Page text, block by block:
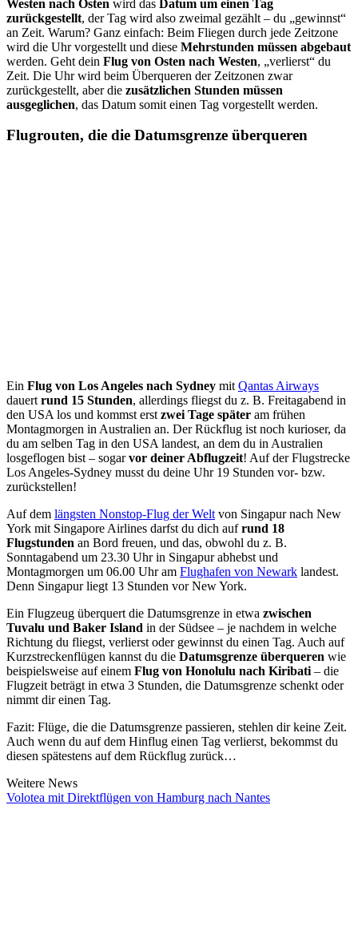
Westen nach Osten wird das Datum um einen Tag
zurückgestellt, der Tag wird also zweimal gezählt – du „gewinnst“
an Zeit. Warum? Ganz einfach: Beim Fliegen durch jede Zeitzone
wird die Uhr vorgestellt und diese Mehrstunden müssen abgebaut
werden. Geht dein Flug von Osten nach Westen, „verlierst“ du
Zeit. Die Uhr wird beim Überqueren der Zeitzonen zwar
zurückgestellt, aber die zusätzlichen Stunden müssen
ausgeglichen, das Datum somit einen Tag vorgestellt werden.
Flugrouten, die die Datumsgrenze überqueren
Ein Flug von Los Angeles nach Sydney mit Qantas Airways
dauert rund 15 Stunden, allerdings fliegst du z. B. Freitagabend in
den USA los und kommst erst zwei Tage später am frühen
Montagmorgen in Australien an. Der Rückflug ist noch kurioser, da
du am selben Tag in den USA landest, an dem du in Australien
losgeflogen bist – sogarvor deiner Abflugzeit! Auf der Flugstrecke
Los Angeles-Sydney musst du deine Uhr 19 Stunden vor- bzw.
zurückstellen!
Auf dem längsten Nonstop-Flug der Welt von Singapur nach New
York mit Singapore Airlines darfst du dich aufrund 18
Flugstunden an Bord freuen, und das, obwohl du z. B.
Sonntagabend um 23.30 Uhr in Singapur abhebst und
Montagmorgen um 06.00 Uhr am Flughafen von Newark landest.
Denn Singapur liegt 13 Stunden vor New York.
Ein Flugzeug überquert die Datumsgrenze in etwa zwischen
Tuvalu und Baker Island in der Südsee – je nachdem in welche
Richtung du fliegst, verlierst oder gewinnst du einen Tag. Auch auf
Kurzstreckenflügen kannst du die Datumsgrenze überqueren wie
beispielsweise auf einem Flug von Honolulu nach Kiribati – die
Flugzeit beträgt in etwa 3 Stunden, die Datumsgrenze schenkt oder
nimmt dir einen Tag.
Fazit: Flüge, die die Datumsgrenze passieren, stehlen dir keine Zeit.
Auch wenn du auf dem Hinflug einen Tag verlierst, bekommst du
diesen spätestens auf dem Rückflug zurück…
Weitere News
Volotea mit Direktflügen von Hamburg nach Nantes